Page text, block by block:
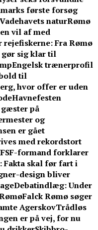
første forsøg
naturRømø
vil af med
Fra Rømø
gør sig klar til
Engelsk trænerprofil
til
hvor offer er uden
Havnefesten
på
og
er gået
med rekordstort
SF-formand forklarer
skal før fart i
design bliver
Debatindlæg: Under
Falck Rømø søger
AgerskovTrådløs
er på vej, for nu